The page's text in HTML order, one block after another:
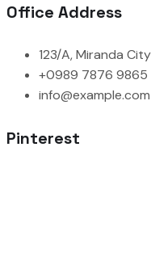
Office Address
123/A, Miranda
+0989 7876 9865
info@example.com
Pinterest